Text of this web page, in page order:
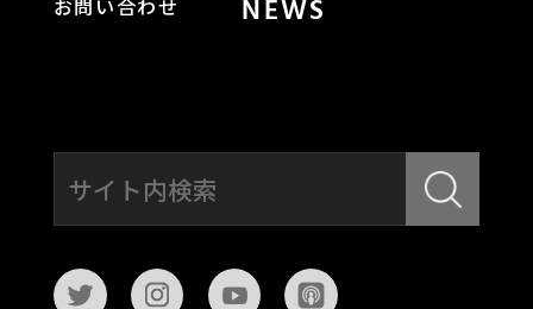
お問い合わせ NEWS